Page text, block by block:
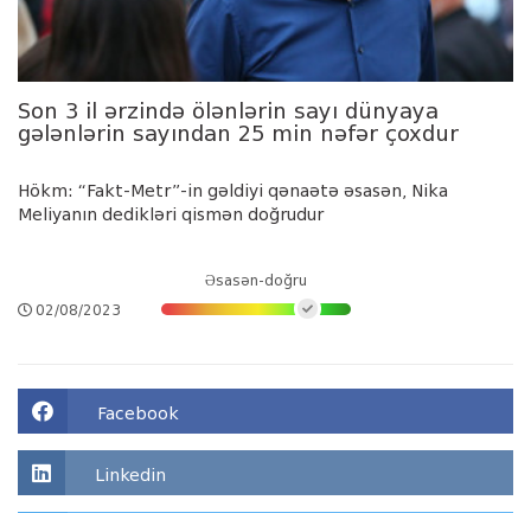
Son 3 il ərzində ölənlərin sayı dünyaya
gələnlərin sayından 25 min nəfər çoxdur
Hökm: “Fakt-Metr”-in gəldiyi qənaətə əsasən, Nika
Meliyanın dedikləri qismən doğrudur
02/08/2023
Əsasən-doğru
Facebook
Linkedin